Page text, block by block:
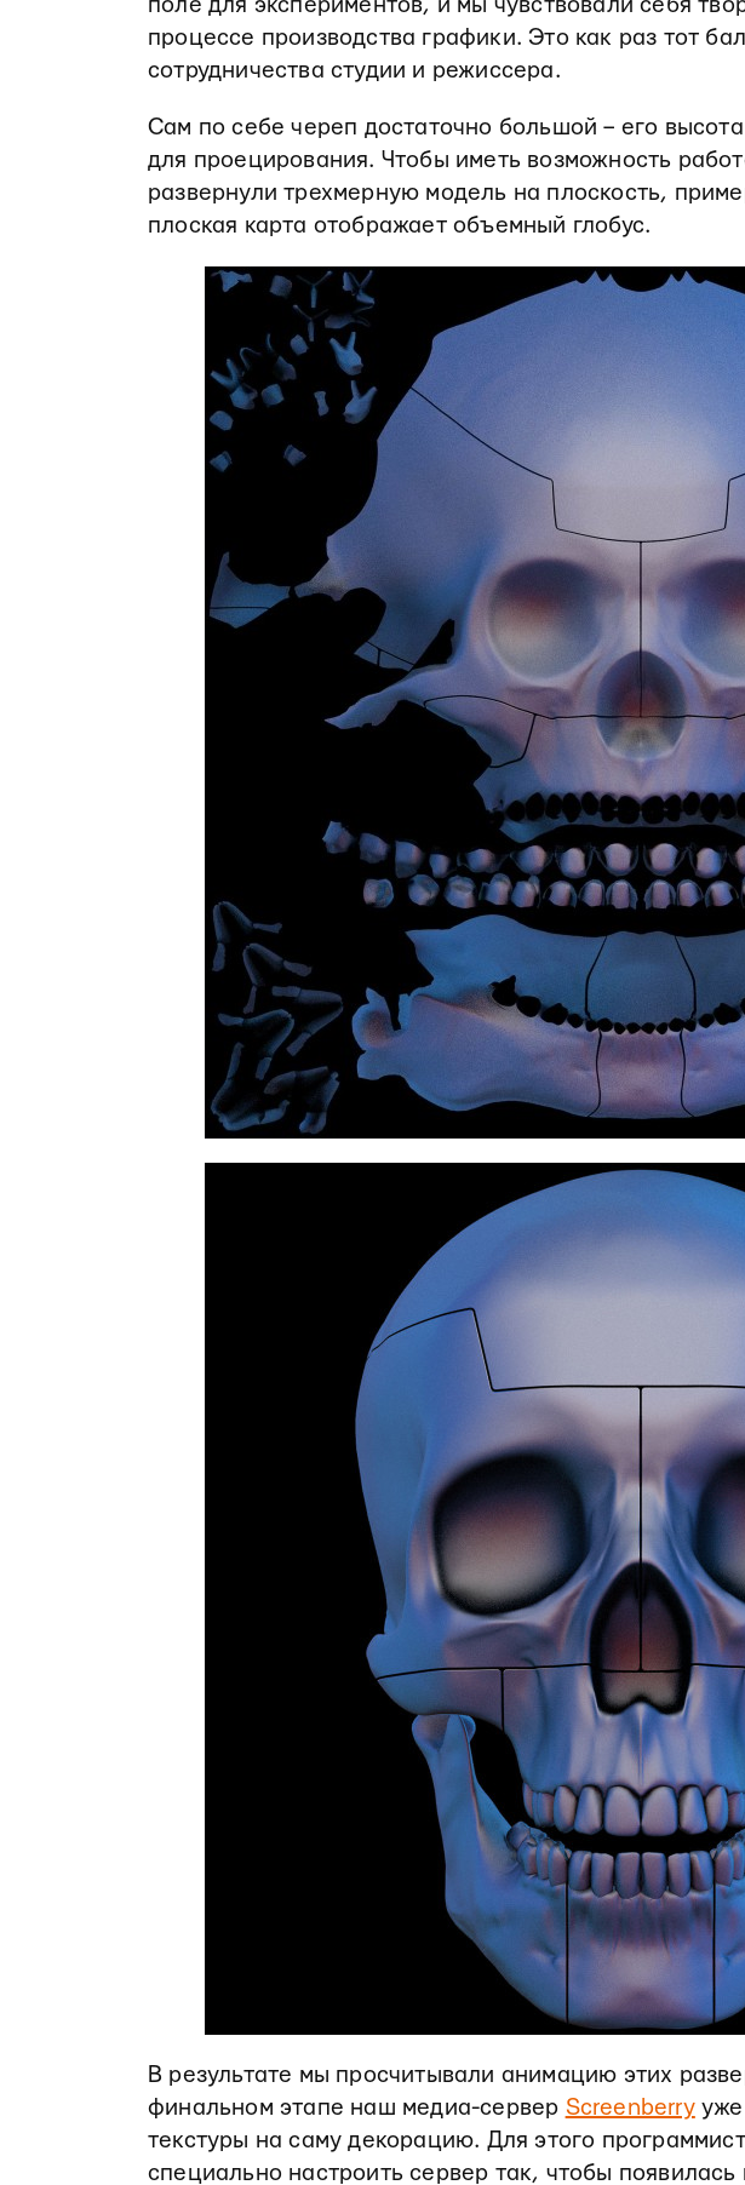
поле для экспериментов, и мы чувствовали себя
процессе производства графики. Это как раз тот
сотрудничества студии и режиссера.
Сам по себе череп достаточно большой – его
для проецирования. Чтобы иметь возможность
развернули трехмерную модель на плоскость,
плоская карта отображает объемный глобус.
В результате мы просчитывали анимацию этих
финальном этапе наш медиа-сервер Screenberryуже
текстуры на саму декорацию. Для этого
специально настроить сервер так, чтобы